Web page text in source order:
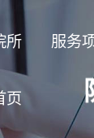
所
页
服务